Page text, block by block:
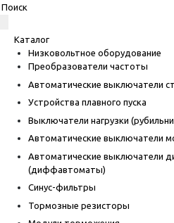
Каталог
Низковольтное оборудование
Преобразователи частоты
Автоматические выключатели
Устройства плавного пуска
Выключатели нагрузки
Автоматические выключатели
Автоматические выключатели
(диффавтоматы)
Синус-фильтры
Тормозные резисторы